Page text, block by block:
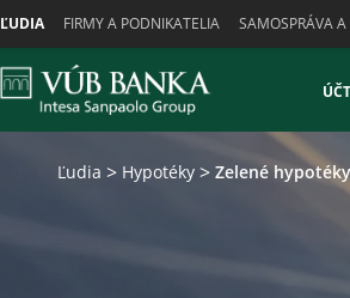
ĽUDIA FIRMY A PODNIKATELIA SAMOSPRÁVA A
Ľudia Hypotéky Zelené hypotéky